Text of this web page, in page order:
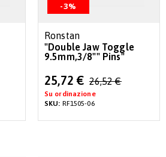
-3%
Ronstan
"Double Jaw Toggle
9.5mm,3/8"" Pins"
Special
Price
25,72 € 26,52 €
Su ordinazione
SKU: RF1505-06